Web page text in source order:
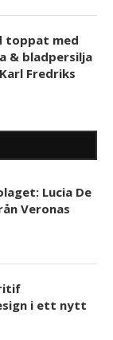
toppat med
& bladpersilja
Fredriks
Lucia De
Veronas
i ett nytt